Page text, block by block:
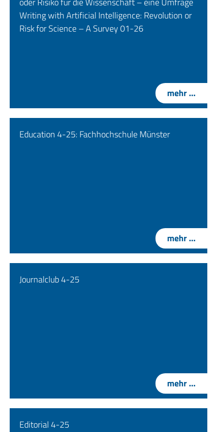
Writing with Artificial Intelligence: Revolution or
Risk for Science – A Survey 01-26
mehr …
Education 4-25: Fachhochschule Münster
mehr …
Journalclub 4-25
mehr …
Editorial 4-25